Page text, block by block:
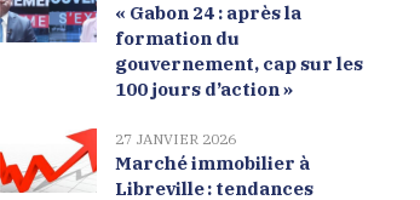
« Gabon 24 : après la
formation du
gouvernement, cap sur les
100 jours d’action »
27 JANVIER 2026
Marché immobilier à
Libreville : tendances